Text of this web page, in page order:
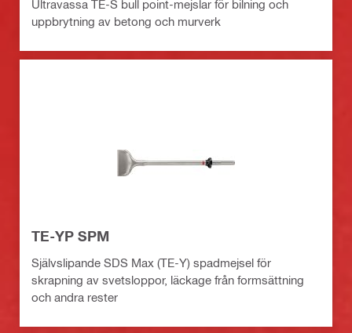
Ultravassa TE-S bull point-mejslar för bilning och
uppbrytning av betong och murverk
TE-YP SPM
Självslipande SDS Max (TE-Y) spadmejsel för
skrapning av svetsloppor, läckage från formsättning
och andra rester